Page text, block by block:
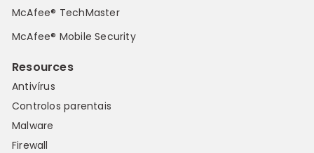
McAfee® TechMaster
McAfee® Mobile Security
Resources
Antivírus
Controlos parentais
Malware
Firewall